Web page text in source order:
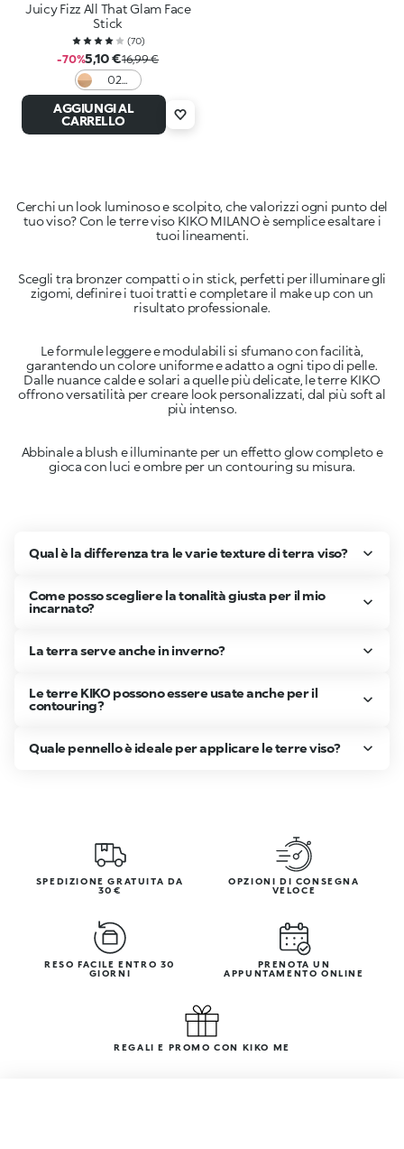
Juicy Fizz All That Glam Face
Stick
(70)
-70%5,10 €16,99 €
02
Golden
Aperò
AGGIUNGI AL
CARRELLO
Cerchi un look luminoso e scolpito, che valorizzi ogni punto del
tuo viso? Con le terre viso KIKO MILANO è semplice esaltare i
Scegli tra bronzer compatti o in stick, perfetti per illuminare gli
zigomi, definire i tuoi tratti e completare il make up con un
Le formule leggere e modulabili si sfumano con facilità,
garantendo un colore uniforme e adatto a ogni tipo di pelle.
Dalle nuance calde e solari a quelle più delicate, le terre KIKO
offrono versatilità per creare look personalizzati, dal più soft al
Abbinale a blush e illuminante per un effetto glow completo e
gioca con luci e ombre per un contouring su misura.
Qual è la differenza tra le varie texture di terra viso?
Come posso scegliere la tonalità giusta per il mio
incarnato?
La terra serve anche in inverno?
Le terre KIKO possono essere usate anche per il
contouring?
Quale pennello è ideale per applicare le terre viso?
SPEDIZIONE GRATUITA DA
30€
OPZIONI DI CONSEGNA
VELOCE
RESO FACILE ENTRO 30
GIORNI
PRENOTA UN
APPUNTAMENTO ONLINE
REGALI E PROMO CON KIKO ME